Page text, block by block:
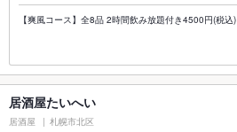
【爽風コース】全8品 2時間飲み放題付き4500円(税込)
居酒屋たいへい
居酒屋 札幌市北区